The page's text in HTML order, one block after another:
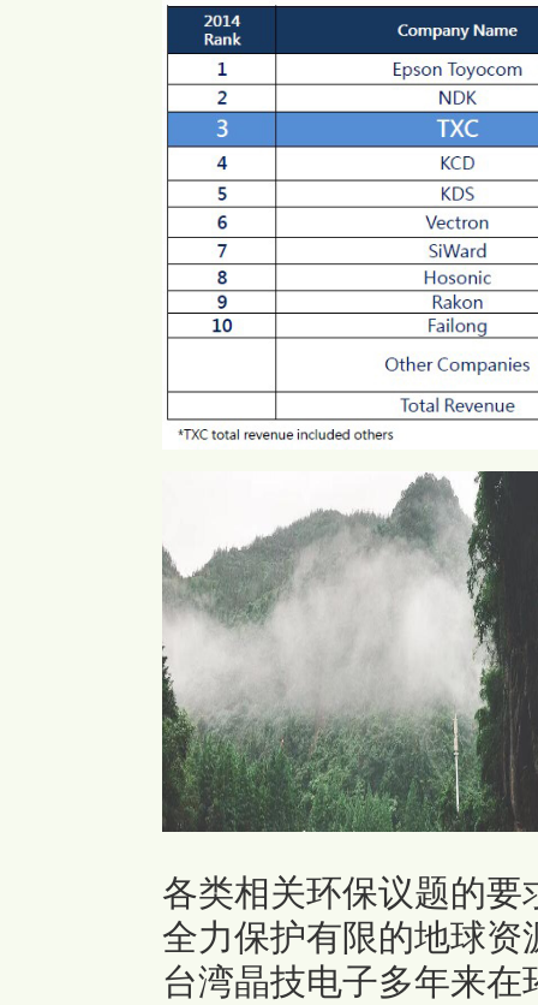
各类相关环保议题的
全力保护有限的地球
台湾晶技电子多年来